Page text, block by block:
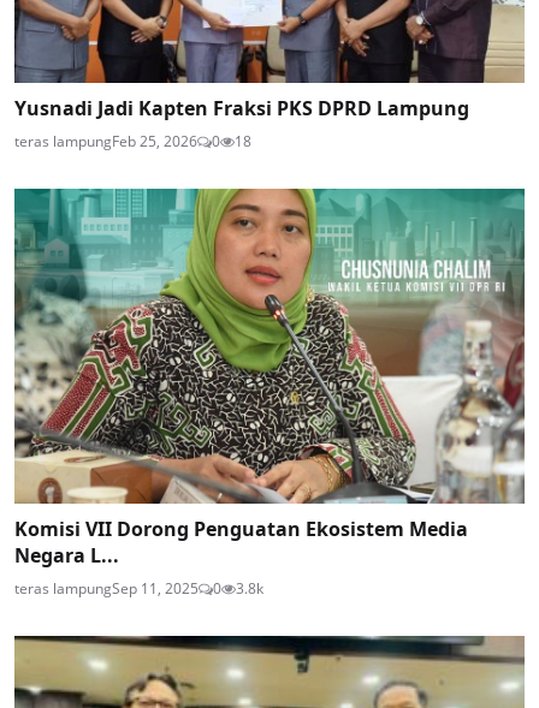
Yusnadi Jadi Kapten Fraksi PKS DPRD Lampung
teras lampungFeb 25, 2026 0 18
Komisi VII Dorong Penguatan Ekosistem Media
Negara L...
teras lampungSep 11, 2025 0 3.8k